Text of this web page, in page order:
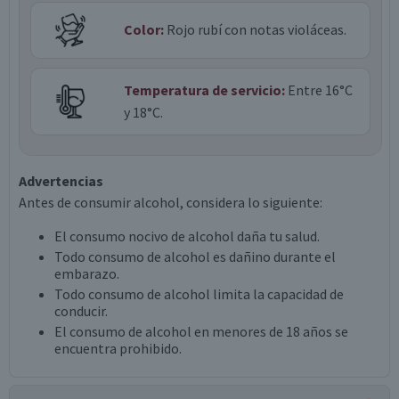
Color: Rojo rubí con notas violáceas.
Temperatura de servicio: Entre 16°C
y 18°C.
Advertencias
Antes de consumir alcohol, considera lo siguiente:
El consumo nocivo de alcohol daña tu salud.
Todo consumo de alcohol es dañino durante el
embarazo.
Todo consumo de alcohol limita la capacidad de
conducir.
El consumo de alcohol en menores de 18 años se
encuentra prohibido.